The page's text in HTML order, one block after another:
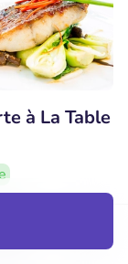
à La Table